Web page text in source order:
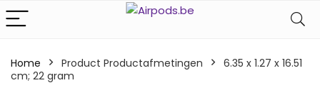
Home Product Productafmetingen
‎6.35 x 1.27 x 16.51
cm; 22 gram